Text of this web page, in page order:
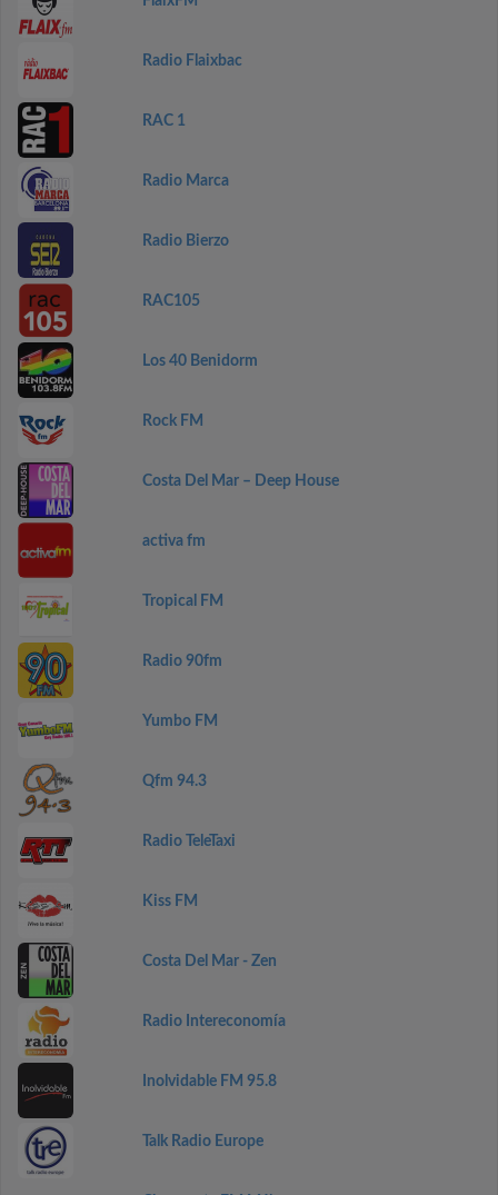
Radio Flaixbac
RAC 1
Radio Marca
Radio Bierzo
RAC105
Los 40 Benidorm
Rock FM
Costa Del Mar – Deep House
activa fm
Tropical FM
Radio 90fm
Yumbo FM
Qfm 94.3
Radio TeleTaxi
Kiss FM
Costa Del Mar - Zen
Radio Intereconomía
Inolvidable FM 95.8
Talk Radio Europe